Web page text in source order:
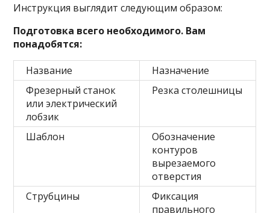
Инструкция выглядит следующим образом:
Подготовка всего необходимого. Вам
понадобятся:
Название
Назначение
Фрезерный станок
или электрический
лобзик
Резка столешницы
Шаблон
Обозначение
контуров
вырезаемого
отверстия
Струбцины
Фиксация
правильного